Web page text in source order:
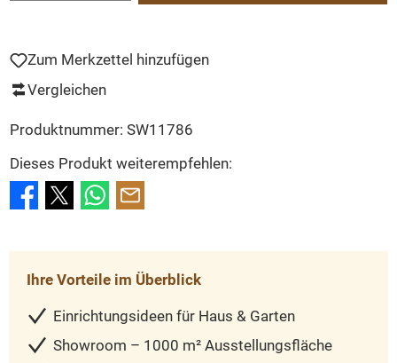
Zum Merkzettel hinzufügen
Vergleichen
Produktnummer: SW11786
Dieses Produkt weiterempfehlen:
Ihre Vorteile im Überblick
Einrichtungsideen für Haus & Garten
Showroom – 1000 m² Ausstellungsfläche